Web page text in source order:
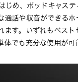
め、ポッドキャス
話や収音ができる
す。いずれもベス
でも充分な使用が